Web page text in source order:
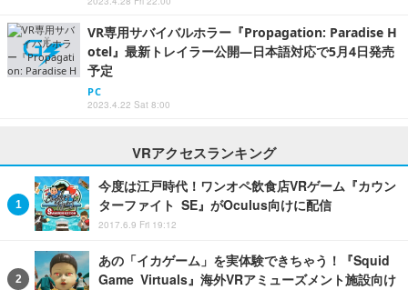
VR専用サバイバルホラー『Propagation: Paradise H
otel』最新トレイラー公開―日本語対応で5月4日発売
予定
PC
2023.4.22 Sat 8:00
VRアクセスランキング
今度は江戸時代！ワンオペ飲食店VRゲーム『カウン
ターファイト SE』がOculus向けに配信
2017.6.9 Fri 19:12
あの「イカゲーム」を実体験できちゃう！『Squid
Game Virtuals』海外VRアミューズメント施設向け